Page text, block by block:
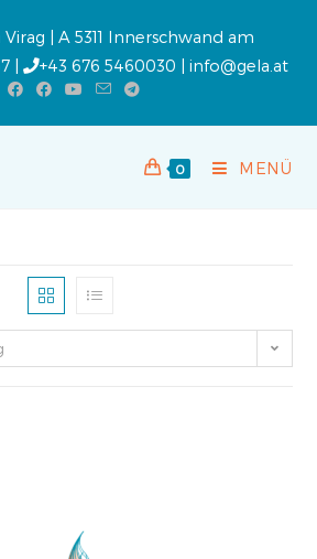
Virag | A 5311 Innerschwand am
|
+43 676 5460030 | info@gela.at
0 MENÜ